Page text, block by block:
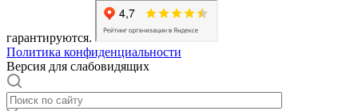
гарантируются.
Политика конфиденциальности
Версия для слабовидящих